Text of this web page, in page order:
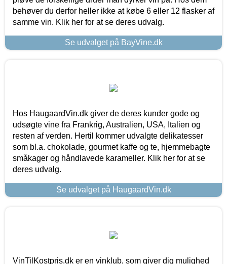
behøver du derfor heller ikke at købe 6 eller 12 flasker af
samme vin. Klik her for at se deres udvalg.
Se udvalget på BayVine.dk
Hos HaugaardVin.dk giver de deres kunder gode og
udsøgte vine fra Frankrig, Australien, USA, Italien og
resten af verden. Hertil kommer udvalgte delikatesser
som bl.a. chokolade, gourmet kaffe og te, hjemmebagte
småkager og håndlavede karameller. Klik her for at se
deres udvalg.
Se udvalget på HaugaardVin.dk
VinTilKostpris.dk er en vinklub, som giver dig mulighed